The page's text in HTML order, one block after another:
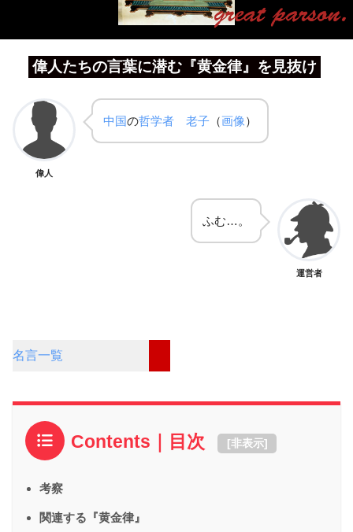
偉人たちの言葉に潜む『黄金律』を見抜け
偉人
中国の哲学者 老子 （画像）
ふむ…。
運営者
名言一覧
Contents｜目次 [非表示]
考察
関連する『黄金律』